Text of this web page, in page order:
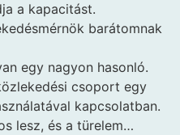
a kapacitást.
barátomnak
egy nagyon hasonló.
csoport egy
kapcsolatban.
lesz, és a türelem…